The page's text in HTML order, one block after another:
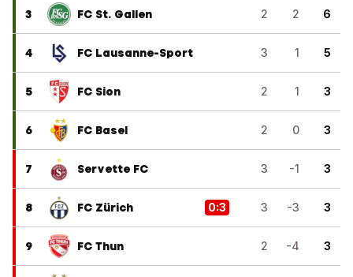
3 FC St. Gallen 2 2 6
4 FC Lausanne-Sport 3 1 5
5 FC Sion 2 1 3
6 FC Basel 2 0 3
7 Servette FC 3 -1 3
8 FC Zürich 0:3 3 -3 3
9 FC Thun 2 -4 3